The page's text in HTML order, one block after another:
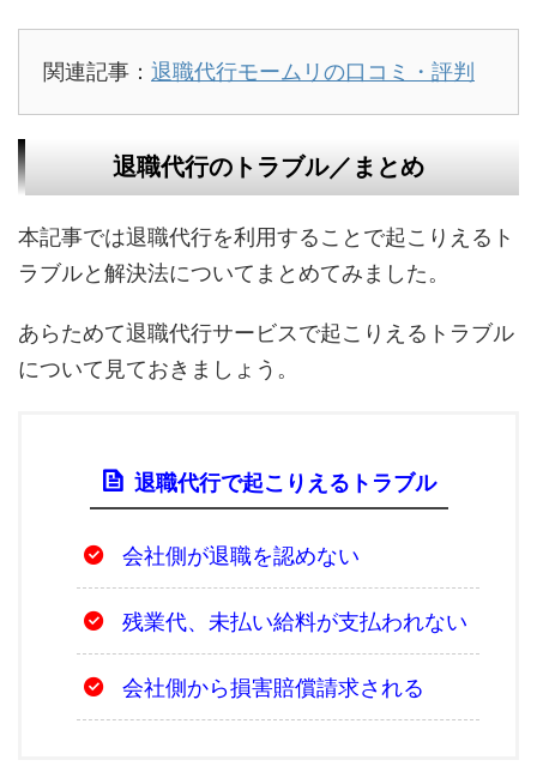
関連記事： 退職代行モームリの口コミ・評判
退職代行のトラブル／まとめ
本記事では退職代行を利用することで起こりえるト
ラブルと解決法についてまとめてみました。
あらためて退職代行サービスで起こりえるトラブル
について見ておきましょう。
退職代行で起こりえるトラブル
会社側が退職を認めない
残業代、未払い給料が支払われない
会社側から損害賠償請求される